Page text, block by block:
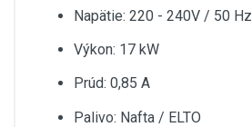
Napätie: 220 - 240V / 50 Hz
Výkon: 17 kW
Prúd: 0,85 A
Palivo: Nafta / ELTO